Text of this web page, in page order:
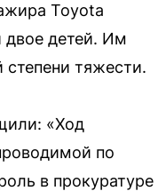
Toyota
двое детей. Им
тяжести.
«Ход
по
в прокуратуре